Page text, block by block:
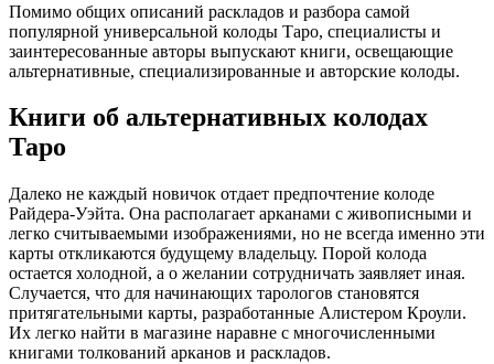
Помимо общих описаний раскладов и разбора самой
популярной универсальной колоды Таро, специалисты и
заинтересованные авторы выпускают книги, освещающие
альтернативные, специализированные и авторские колоды.
Книги об альтернативных колодах
Таро
Далеко не каждый новичок отдает предпочтение колоде
Райдера-Уэйта. Она располагает арканами с живописными и
легко считываемыми изображениями, но не всегда именно эти
карты откликаются будущему владельцу. Порой колода
остается холодной, а о желании сотрудничать заявляет иная.
Случается, что для начинающих тарологов становятся
притягательными карты, разработанные Алистером Кроули.
Их легко найти в магазине наравне с многочисленными
книгами толкований арканов и раскладов.